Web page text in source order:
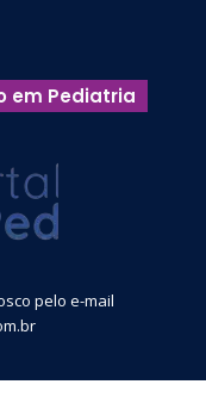
em Pediatria
pelo e-mail